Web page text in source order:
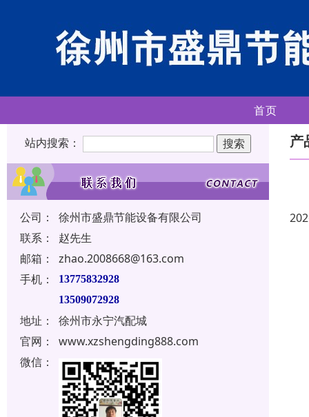
首页
站内搜索：
公司：
徐州市盛鼎节能设备有限公司
联系：
赵先生
邮箱：
zhao.2008668@163.com
手机：
13775832928
13509072928
地址：
徐州市永宁汽配城
官网：
www.xzshengding888.com
微信：
产